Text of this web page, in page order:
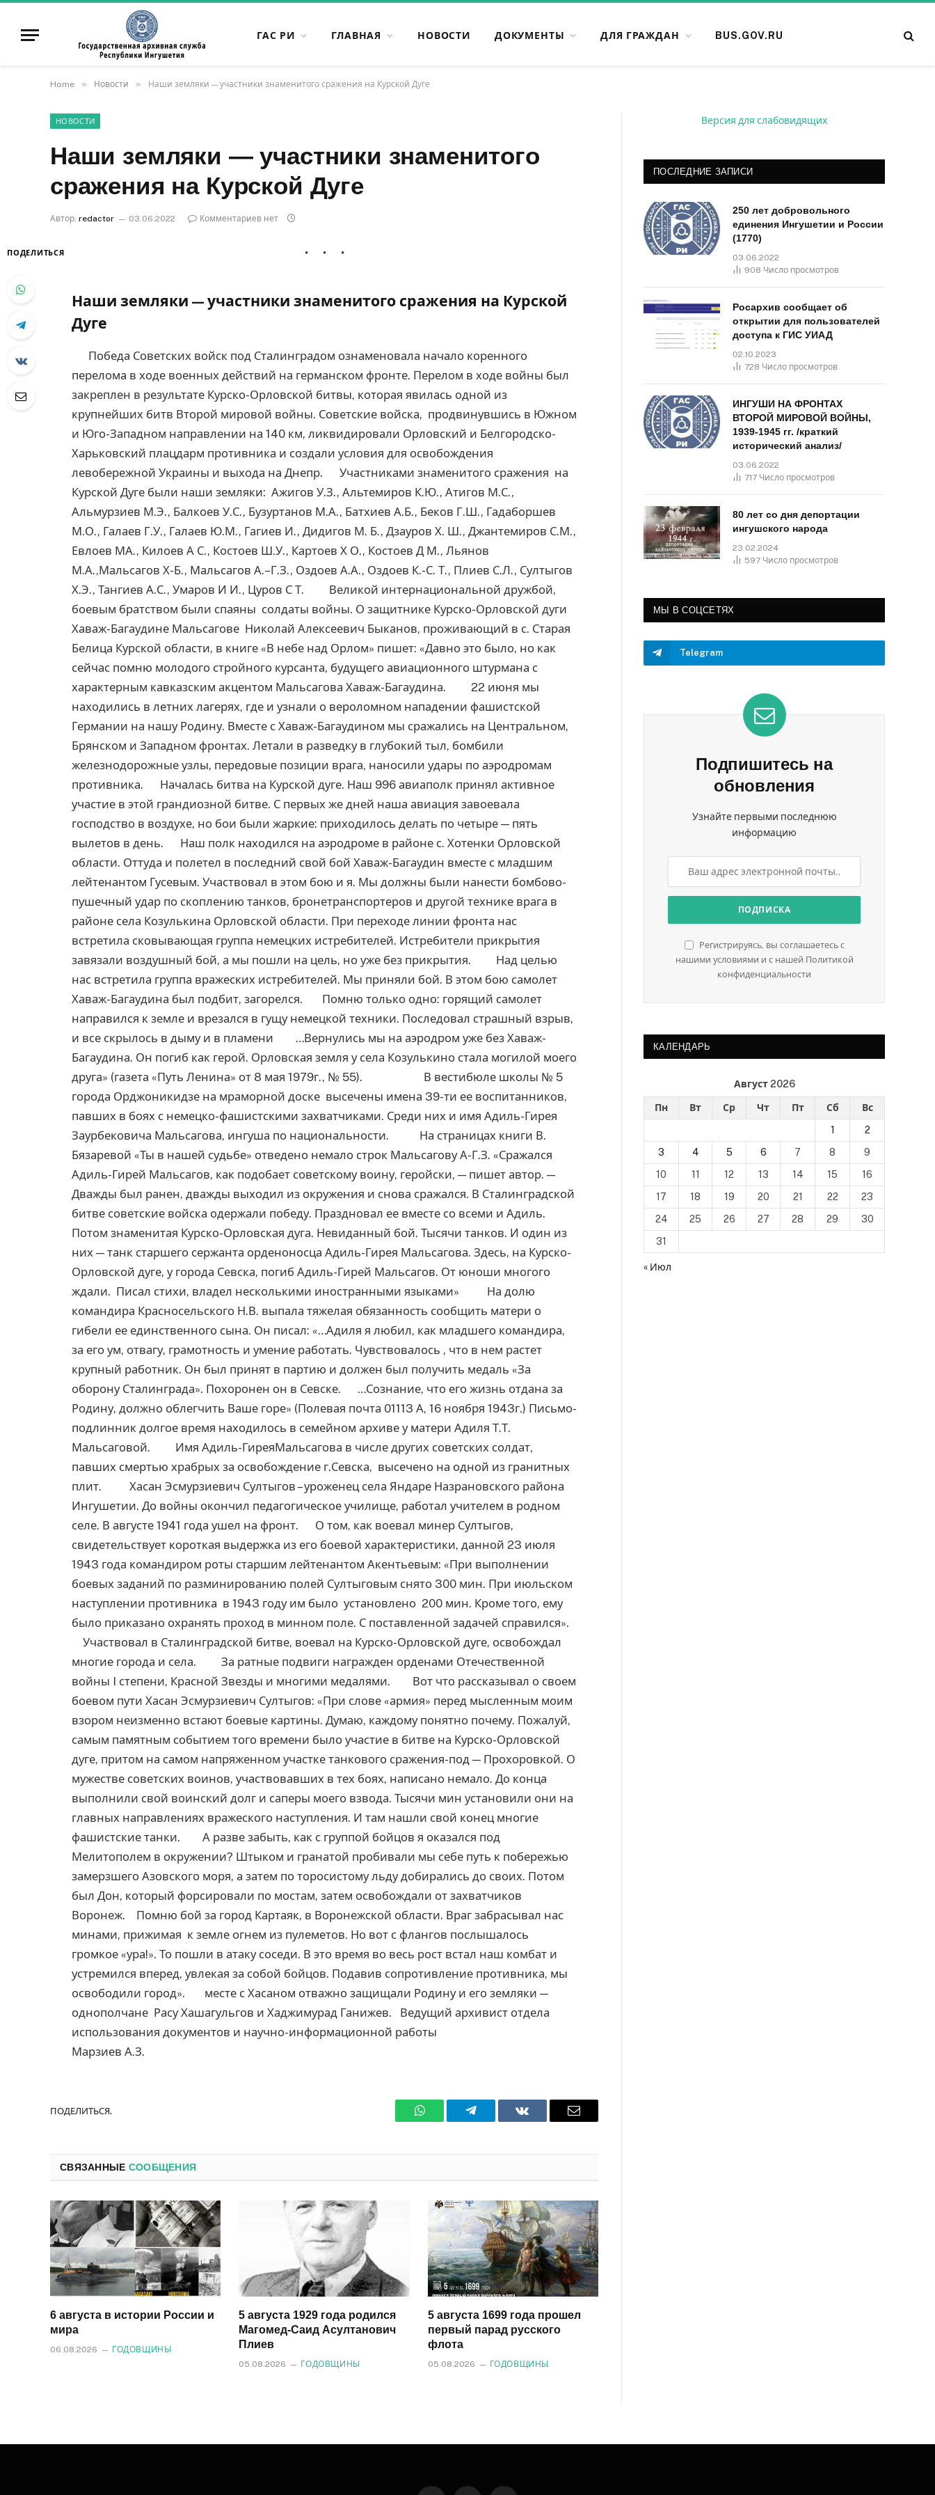
ГАС РИ ГЛАВНАЯ НОВОСТИ ДОКУМЕНТЫ ДЛЯ ГРАЖДАН BUS.GOV.RU
Home » Новости » Наши земляки — участники знаменитого сражения на Курской Дуге
НОВОСТИ
Наши земляки — участники знаменитого
сражения на Курской Дуге
Автор: redactor 03.06.2022 Комментариев нет
ПОДЕЛИТЬСЯ
Наши земляки — участники знаменитого сражения на Курской
Дуге
Победа Советских войск под Сталинградом ознаменовала начало коренного
перелома в ходе военных действий на германском фронте. Перелом в ходе войны был
закреплен в результате Курско-Орловской битвы, которая явилась одной из
крупнейших битв Второй мировой войны. Советские войска, продвинувшись в Южном
и Юго-Западном направлении на 140 км, ликвидировали Орловский и Белгородско-
Харьковский плацдарм противника и создали условия для освобождения
левобережной Украины и выхода на Днепр. Участниками знаменитого сражения на
Курской Дуге были наши земляки: Ажигов У.З., Альтемиров К.Ю., Атигов М.С.,
Альмурзиев М.Э., Балкоев У.С., Бузуртанов М.А., Батхиев А.Б., Беков Г.Ш., Гадаборшев
М.О., Галаев Г.У., Галаев Ю.М., Гагиев И., Дидигов М. Б., Дзауров Х. Ш., Джантемиров С.М.,
Евлоев МА., Килоев А С., Костоев Ш.У., Картоев Х О., Костоев Д М., Льянов
М.А.,Мальсагов Х-Б., Мальсагов А.–Г.З., Оздоев А.А., Оздоев К.-С. Т., Плиев С.Л., Султыгов
Х.Э., Тангиев А.С., Умаров И И., Цуров С Т. Великой интернациональной дружбой,
боевым братством были спаяны солдаты войны. О защитнике Курско-Орловской дуги
Хаваж-Багаудине Мальсагове Николай Алексеевич Быканов, проживающий в с. Старая
Белица Курской области, в книге «В небе над Орлом» пишет: «Давно это было, но как
сейчас помню молодого стройного курсанта, будущего авиационного штурмана с
характерным кавказским акцентом Мальсагова Хаваж-Багаудина. 22 июня мы
находились в летних лагерях, где и узнали о вероломном нападении фашистской
Германии на нашу Родину. Вместе с Хаваж-Багаудином мы сражались на Центральном,
Брянском и Западном фронтах. Летали в разведку в глубокий тыл, бомбили
железнодорожные узлы, передовые позиции врага, наносили удары по аэродромам
противника. Началась битва на Курской дуге. Наш 996 авиаполк принял активное
участие в этой грандиозной битве. С первых же дней наша авиация завоевала
господство в воздухе, но бои были жаркие: приходилось делать по четыре — пять
вылетов в день. Наш полк находился на аэродроме в районе с. Хотенки Орловской
области. Оттуда и полетел в последний свой бой Хаваж-Багаудин вместе с младшим
лейтенантом Гусевым. Участвовал в этом бою и я. Мы должны были нанести бомбово-
пушечный удар по скоплению танков, бронетранспортеров и другой технике врага в
районе села Козулькина Орловской области. При переходе линии фронта нас
встретила сковывающая группа немецких истребителей. Истребители прикрытия
завязали воздушный бой, а мы пошли на цель, но уже без прикрытия. Над целью
нас встретила группа вражеских истребителей. Мы приняли бой. В этом бою самолет
Хаваж-Багаудина был подбит, загорелся. Помню только одно: горящий самолет
направился к земле и врезался в гущу немецкой техники. Последовал страшный взрыв,
и все скрылось в дыму и в пламени …Вернулись мы на аэродром уже без Хаваж-
Багаудина. Он погиб как герой. Орловская земля у села Козулькино стала могилой моего
друга» (газета «Путь Ленина» от 8 мая 1979г., № 55). В вестибюле школы № 5
города Орджоникидзе на мраморной доске высечены имена 39-ти ее воспитанников,
павших в боях с немецко-фашистскими захватчиками. Среди них и имя Адиль-Гирея
Заурбековича Мальсагова, ингуша по национальности. На страницах книги В.
Бязаревой «Ты в нашей судьбе» отведено немало строк Мальсагову А-Г.З. «Сражался
Адиль-Гирей Мальсагов, как подобает советскому воину, геройски, — пишет автор. —
Дважды был ранен, дважды выходил из окружения и снова сражался. В Сталинградской
битве советские войска одержали победу. Праздновал ее вместе со всеми и Адиль.
Потом знаменитая Курско-Орловская дуга. Невиданный бой. Тысячи танков. И один из
них — танк старшего сержанта орденоносца Адиль-Гирея Мальсагова. Здесь, на Курско-
Орловской дуге, у города Севска, погиб Адиль-Гирей Мальсагов. От юноши многого
ждали. Писал стихи, владел несколькими иностранными языками» На долю
командира Красносельского Н.В. выпала тяжелая обязанность сообщить матери о
гибели ее единственного сына. Он писал: «…Адиля я любил, как младшего командира,
за его ум, отвагу, грамотность и умение работать. Чувствовалось , что в нем растет
крупный работник. Он был принят в партию и должен был получить медаль «За
оборону Сталинграда». Похоронен он в Севске. …Сознание, что его жизнь отдана за
Родину, должно облегчить Ваше горе» (Полевая почта 01113 А, 16 ноября 1943г.) Письмо-
подлинник долгое время находилось в семейном архиве у матери Адиля Т.Т.
Мальсаговой. Имя Адиль-ГиреяМальсагова в числе других советских солдат,
павших смертью храбрых за освобождение г.Севска, высечено на одной из гранитных
плит. Хасан Эсмурзиевич Султыгов – уроженец села Яндаре Назрановского района
Ингушетии. До войны окончил педагогическое училище, работал учителем в родном
селе. В августе 1941 года ушел на фронт. О том, как воевал минер Султыгов,
свидетельствует короткая выдержка из его боевой характеристики, данной 23 июля
1943 года командиром роты старшим лейтенантом Акентьевым: «При выполнении
боевых заданий по разминированию полей Султыговым снято 300 мин. При июльском
наступлении противника в 1943 году им было установлено 200 мин. Кроме того, ему
было приказано охранять проход в минном поле. С поставленной задачей справился».
Участвовал в Сталинградской битве, воевал на Курско-Орловской дуге, освобождал
многие города и села. За ратные подвиги награжден орденами Отечественной
войны I степени, Красной Звезды и многими медалями. Вот что рассказывал о своем
боевом пути Хасан Эсмурзиевич Султыгов: «При слове «армия» перед мысленным моим
взором неизменно встают боевые картины. Думаю, каждому понятно почему. Пожалуй,
самым памятным событием того времени было участие в битве на Курско-Орловской
дуге, притом на самом напряженном участке танкового сражения-под — Прохоровкой. О
мужестве советских воинов, участвовавших в тех боях, написано немало. До конца
выполнили свой воинский долг и саперы моего взвода. Тысячи мин установили они на
главных направлениях вражеского наступления. И там нашли свой конец многие
фашистские танки. А разве забыть, как с группой бойцов я оказался под
Мелитополем в окружении? Штыком и гранатой пробивали мы себе путь к побережью
замерзшего Азовского моря, а затем по торосистому льду добирались до своих. Потом
был Дон, который форсировали по мостам, затем освобождали от захватчиков
Воронеж. Помню бой за город Картаяк, в Воронежской области. Враг забрасывал нас
минами, прижимая к земле огнем из пулеметов. Но вот с флангов послышалось
громкое «ура!». То пошли в атаку соседи. В это время во весь рост встал наш комбат и
устремился вперед, увлекая за собой бойцов. Подавив сопротивление противника, мы
освободили город». месте с Хасаном отважно защищали Родину и его земляки —
однополчане Расу Хашагульгов и Хаджимурад Ганижев. Ведущий архивист отдела
использования документов и научно-информационной работы
Марзиев А.З.
ПОДЕЛИТЬСЯ.
WhatsAppТелеграммВКонтактеЭлектронная
СВЯЗАННЫЕ СООБЩЕНИЯ
6 августа в истории России и
мира
06.08.2026 ГОДОВЩИНЫ
5 августа 1929 года родился
Магомед‑Саид Асултанович
Плиев
05.08.2026 ГОДОВЩИНЫ
5 августа 1699 года прошел
первый парад русского
флота
05.08.2026 ГОДОВЩИНЫ
Версия для слабовидящих
ПОСЛЕДНИЕ ЗАПИСИ
250 лет добровольного
единения Ингушетии и России
(1770)
03.06.2022
908 Число просмотров
Росархив сообщает об
открытии для пользователей
доступа к ГИС УИАД
02.10.2023
728 Число просмотров
ИНГУШИ НА ФРОНТАХ
ВТОРОЙ МИРОВОЙ ВОЙНЫ,
1939-1945 гг. /краткий
исторический анализ/
03.06.2022
717 Число просмотров
80 лет со дня депортации
ингушского народа
23.02.2024
597 Число просмотров
МЫ В СОЦСЕТЯХ
Telegram
Подпишитесь на
обновления
Узнайте первыми последнюю
информацию
Регистрируясь, вы соглашаетесь с
нашими условиями и с нашей Политикой
конфиденциальности
КАЛЕНДАРЬ
Август 2026
Пн Вт Ср Чт Пт Сб
Вс
1
2
3
4 5 6 7 8
9
10
11 12 13 14 15
16
17
18 19 20 21 22
23
24
25 26 27 28 29
30
31
« Июл